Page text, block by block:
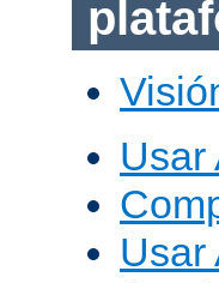
Usar
Usar